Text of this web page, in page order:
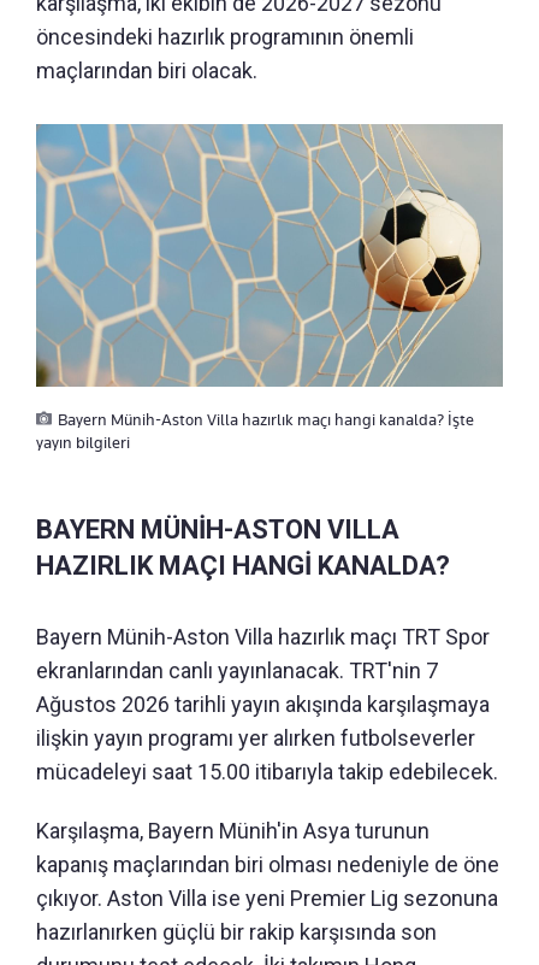
öncesindeki hazırlık programının önemli
maçlarından biri olacak.
Bayern Münih-Aston Villa hazırlık maçı hangi kanalda? İşte
yayın bilgileri
BAYERN MÜNİH-ASTON VILLA
HAZIRLIK MAÇI HANGİ KANALDA?
Bayern Münih-Aston Villa hazırlık maçı TRT Spor
ekranlarından canlı yayınlanacak. TRT'nin 7
Ağustos 2026 tarihli yayın akışında karşılaşmaya
ilişkin yayın programı yer alırken futbolseverler
mücadeleyi saat 15.00 itibarıyla takip edebilecek.
Karşılaşma, Bayern Münih'in Asya turunun
kapanış maçlarından biri olması nedeniyle de öne
çıkıyor. Aston Villa ise yeni Premier Lig sezonuna
hazırlanırken güçlü bir rakip karşısında son